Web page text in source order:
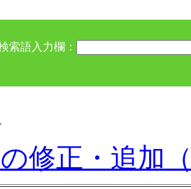
索語入力欄：
修正・追加